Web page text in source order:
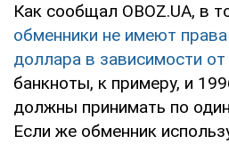
Как сообщал OBOZ.UA, в
обменники не имеют
доллара в зависимости
банкноты, к примеру, и
должны принимать по
Если же обменник